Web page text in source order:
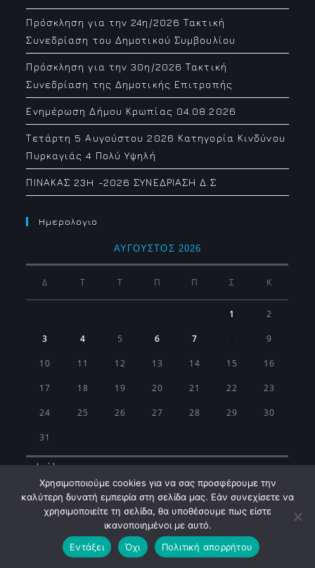
Πρόσκληση για την 24η/2026 Τακτική
Συνεδρίαση του Δημοτικού Συμβουλίου
Πρόσκληση για την 30η/2026 Τακτική
Συνεδρίαση της Δημοτικής Επιτροπής
Ενημέρωση Δήμου Κρωπίας 04.08.2026
Τετάρτη 5 Αυγούστου 2026 Κατηγορία Κινδύνου
Πυρκαγιάς 4 Πολύ Υψηλή
ΠΙΝΑΚΑΣ 23H -2026 ΣΥΝΕΔΡΙΑΣΗ Δ.Σ
Ημερολογιο
ΑΎΓΟΥΣΤΟΣ 2026
Δ Τ Τ Π Π Σ Κ
1 2
3 4 5 6 7 9
10 11 12 13 14 15 16
17 18 19 20 21 22 23
24 25 26 27 28 29 30
31
« Ιούλ
Municipality of Koropi © 2026
Χρησιμοποιούμε cookies για να σας προσφέρουμε την
καλύτερη δυνατή εμπειρία στη σελίδα μας. Εάν συνεχίσετε να
χρησιμοποιείτε τη σελίδα, θα υποθέσουμε πως είστε
ικανοποιημένοι με αυτό.
Εντάξει
Όχι Πολιτική απορρήτου